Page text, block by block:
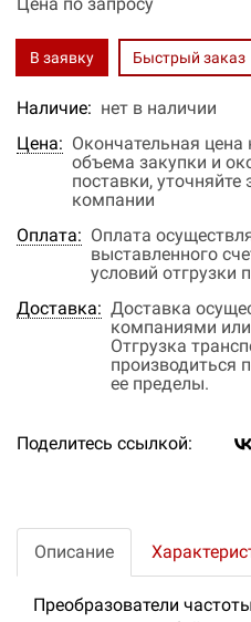
В заявку Быстрый заказ
Наличие: нет в наличии
Цена: Окончательная цена
объема закупки и
поставки,
компании
Оплата: Оплата
выставленного
условий отгрузки
Доставка: Доставка
компаниями
Отгрузка
производиться
ее пределы.
Поделитесь ссылкой:
Описание
Преобразователи